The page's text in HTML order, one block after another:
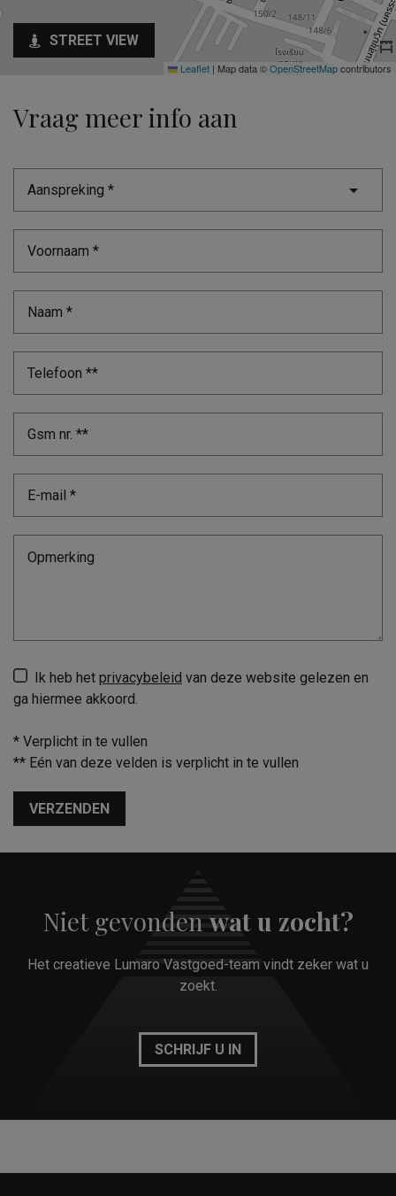
Leaflet | Map data ©OpenStreetMapcontributors
STREET VIEW
Vraag meer info aan
Aanspreking *
Ik heb het privacybeleid van deze website gelezen en
ga hiermee akkoord.
* Verplicht in te vullen
** Eén van deze velden is verplicht in te vullen
VERZENDEN
Niet gevondenwat u zocht?
Het creatieve Lumaro Vastgoed-team vindt zeker wat u
zoekt.
SCHRIJF U IN